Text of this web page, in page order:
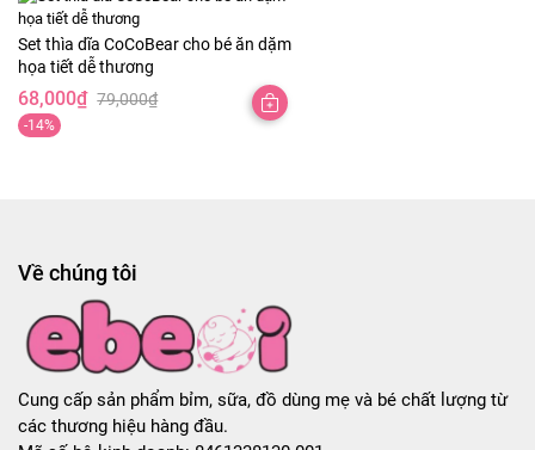
Set thìa dĩa CoCoBear cho bé ăn dặm
họa tiết dễ thương
79,000₫
Giá
gốc
68,000₫
Giá
hiện
-14%
Về chúng tôi
Cung cấp sản phẩm bỉm, sữa, đồ dùng mẹ và bé chất lượng từ
các thương hiệu hàng đầu.